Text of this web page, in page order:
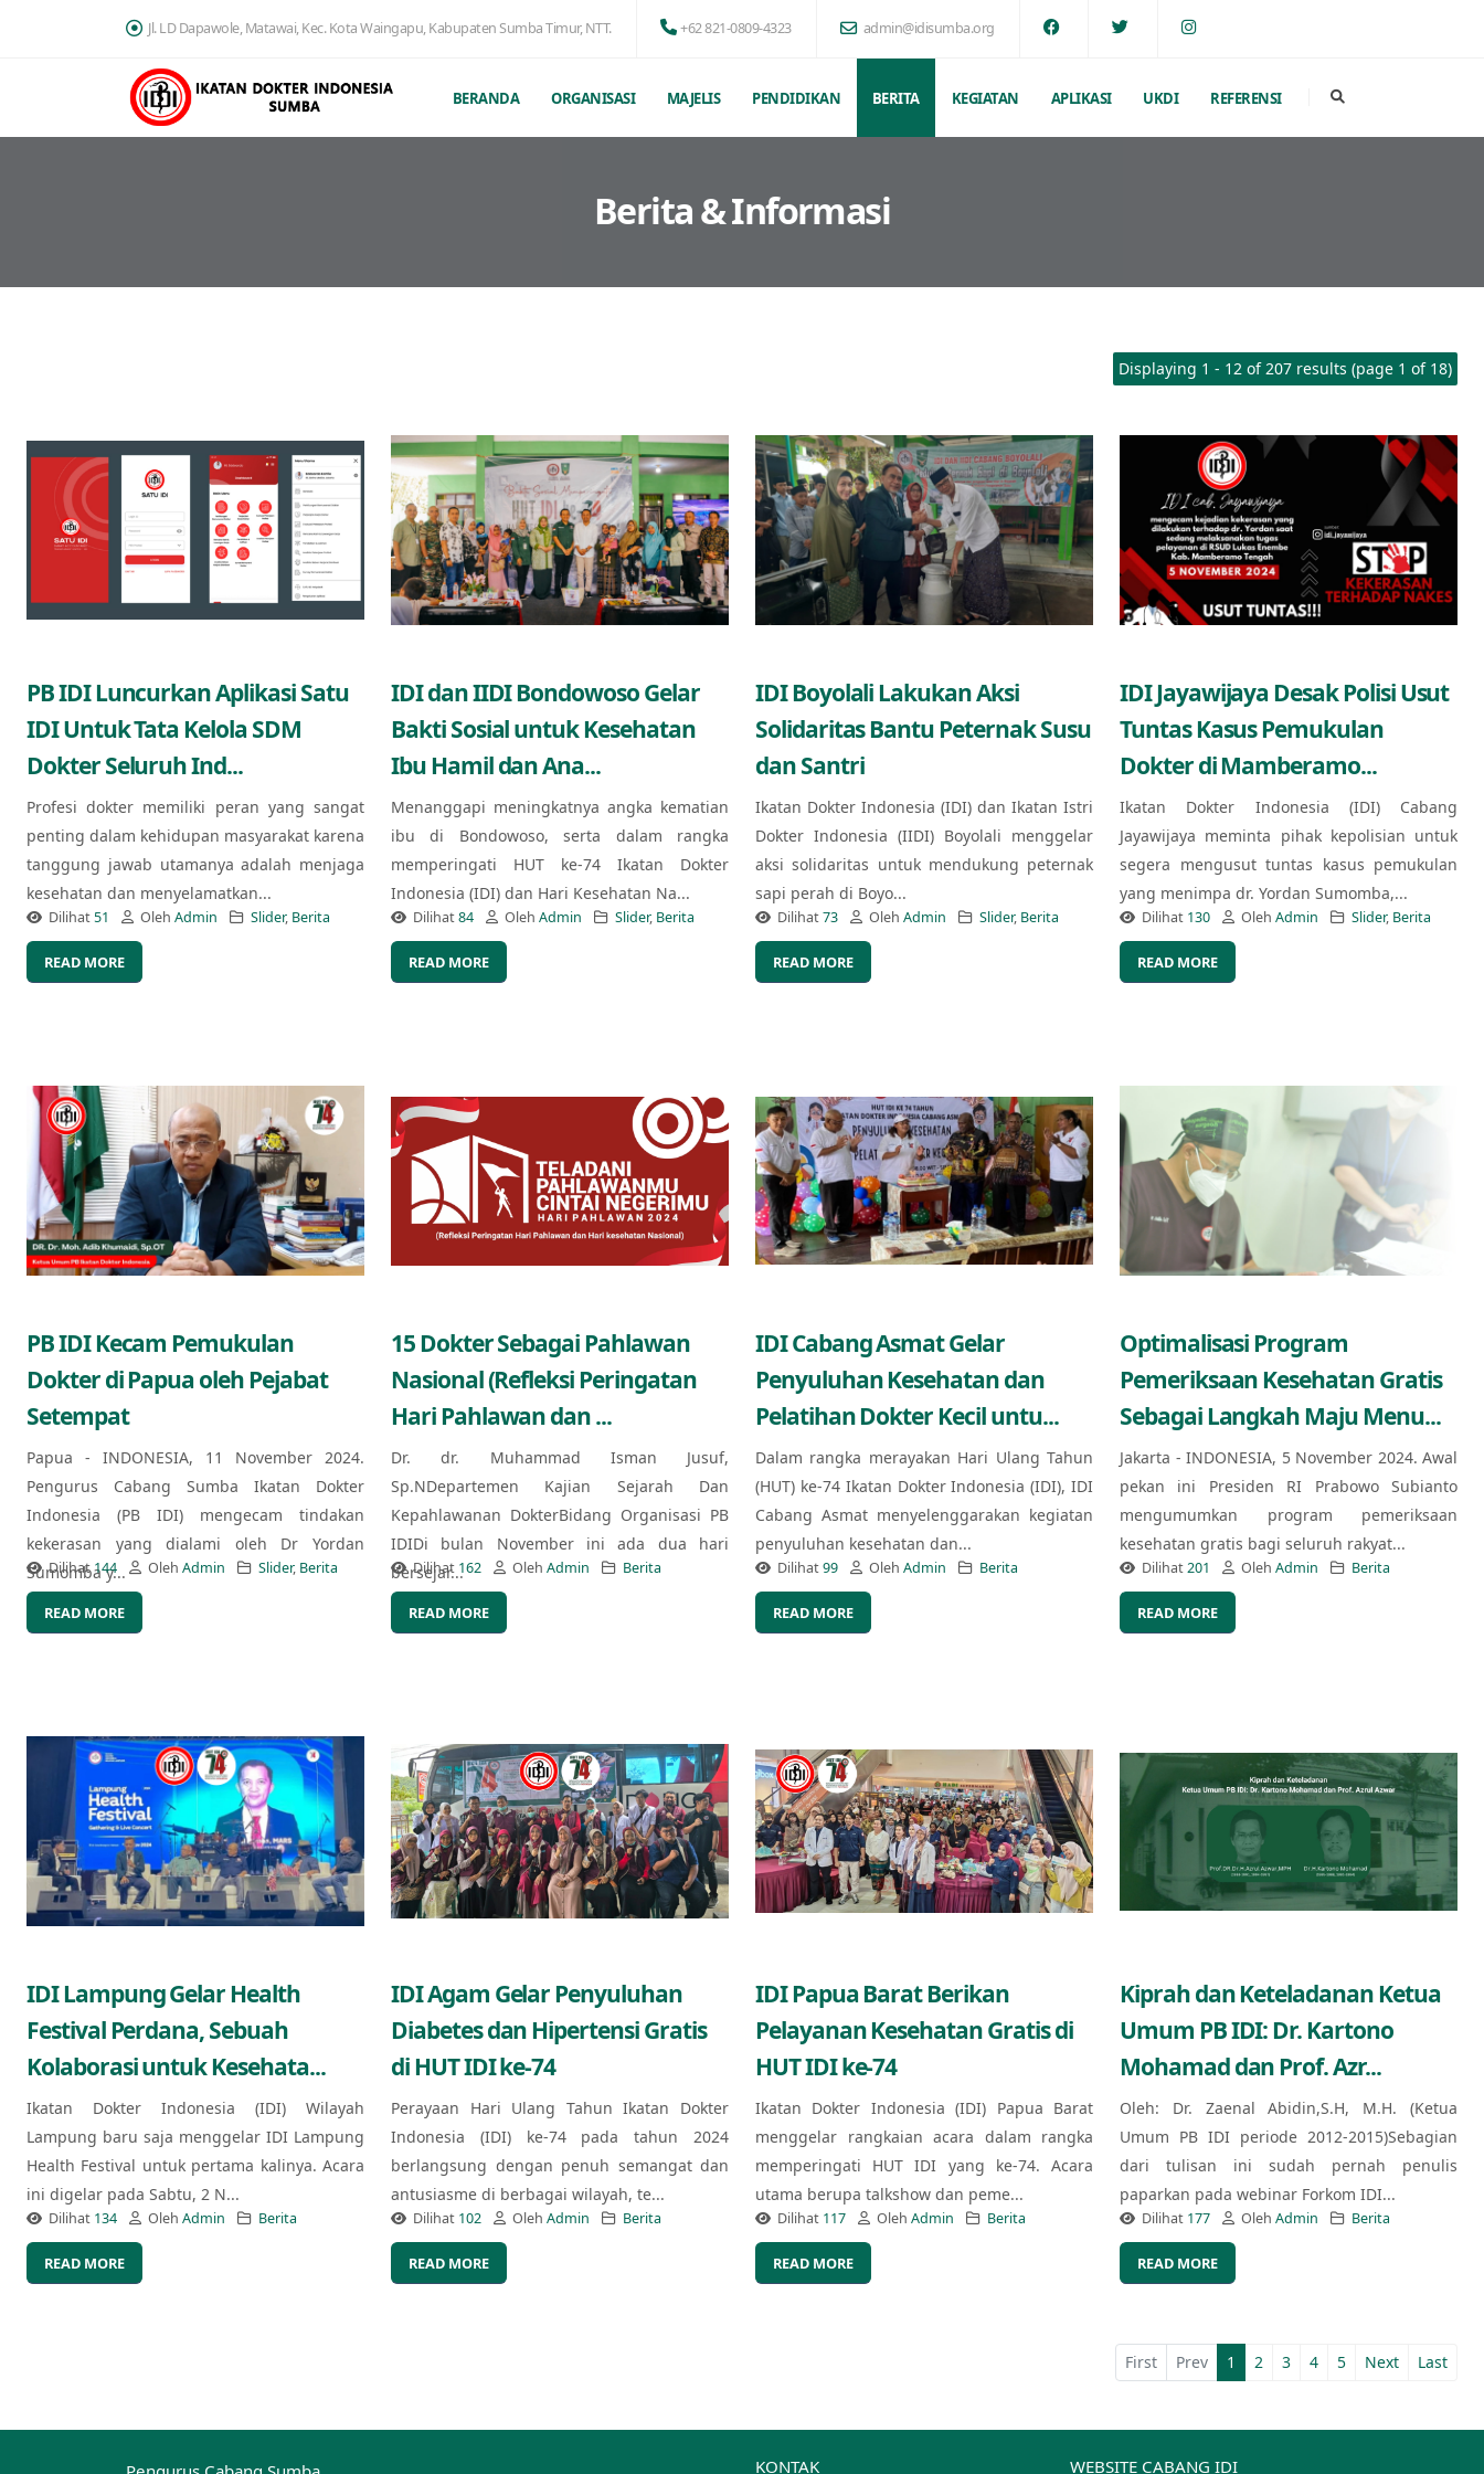
Jl. LD Dapawole, Matawai, Kec. Kota Waingapu, Kabupaten Sumba Timur, NTT. +62 821-0809-4323 admin@idisumba.org
BERANDA ORGANISASI MAJELIS PENDIDIKAN BERITA KEGIATAN APLIKASI UKDI REFERENSI
Berita & Informasi
Displaying 1 - 12 of 207 results (page 1 of 18)
PB IDI Luncurkan Aplikasi Satu
IDI Untuk Tata Kelola SDM
Dokter Seluruh Ind...
Profesi dokter memiliki peran yang sangat
penting dalam kehidupan masyarakat karena
tanggung jawab utamanya adalah menjaga
kesehatan dan menyelamatkan...
Dilihat51 Oleh Admin Slider, Berita
READ MORE
IDI dan IIDI Bondowoso Gelar
Bakti Sosial untuk Kesehatan
Ibu Hamil dan Ana...
Menanggapi meningkatnya angka kematian
ibu di Bondowoso, serta dalam rangka
memperingati HUT ke-74 Ikatan Dokter
Indonesia (IDI) dan Hari Kesehatan Na...
Dilihat84 Oleh Admin Slider, Berita
READ MORE
IDI Boyolali Lakukan Aksi
Solidaritas Bantu Peternak Susu
dan Santri
Ikatan Dokter Indonesia (IDI) dan Ikatan Istri
Dokter Indonesia (IIDI) Boyolali menggelar
aksi solidaritas untuk mendukung peternak
sapi perah di Boyo...
Dilihat73 Oleh Admin Slider, Berita
READ MORE
IDI Jayawijaya Desak Polisi Usut
Tuntas Kasus Pemukulan
Dokter di Mamberamo...
Ikatan Dokter Indonesia (IDI) Cabang
Jayawijaya meminta pihak kepolisian untuk
segera mengusut tuntas kasus pemukulan
yang menimpa dr. Yordan Sumomba,...
Dilihat 130 Oleh Admin Slider, Berita
READ MORE
PB IDI Kecam Pemukulan
Dokter di Papua oleh Pejabat
Setempat
Papua - INDONESIA, 11 November 2024.
Pengurus Cabang Sumba Ikatan Dokter
Indonesia (PB IDI) mengecam tindakan
kekerasan yang dialami oleh Dr Yordan
Sumomba y...
Dilihat144 Oleh Admin Slider, Berita
READ MORE
15 Dokter Sebagai Pahlawan
Nasional (Refleksi Peringatan
Hari Pahlawan dan ...
Dr. dr. Muhammad Isman Jusuf,
Sp.NDepartemen Kajian Sejarah Dan
Kepahlawanan DokterBidang Organisasi PB
IDIDi bulan November ini ada dua hari
bersejar...
Dilihat 162 Oleh Admin Berita
READ MORE
IDI Cabang Asmat Gelar
Penyuluhan Kesehatan dan
Pelatihan Dokter Kecil untu...
Dalam rangka merayakan Hari Ulang Tahun
(HUT) ke-74 Ikatan Dokter Indonesia (IDI), IDI
Cabang Asmat menyelenggarakan kegiatan
penyuluhan kesehatan dan...
Dilihat99 Oleh Admin Berita
READ MORE
Optimalisasi Program
Pemeriksaan Kesehatan Gratis
Sebagai Langkah Maju Menu...
Jakarta - INDONESIA, 5 November 2024. Awal
pekan ini Presiden RI Prabowo Subianto
mengumumkan program pemeriksaan
kesehatan gratis bagi seluruh rakyat...
Dilihat201 Oleh Admin Berita
READ MORE
IDI Lampung Gelar Health
Festival Perdana, Sebuah
Kolaborasi untuk Kesehata...
Ikatan Dokter Indonesia (IDI) Wilayah
Lampung baru saja menggelar IDI Lampung
Health Festival untuk pertama kalinya. Acara
ini digelar pada Sabtu, 2 N...
Dilihat 134 Oleh Admin Berita
READ MORE
IDI Agam Gelar Penyuluhan
Diabetes dan Hipertensi Gratis
di HUT IDI ke-74
Perayaan Hari Ulang Tahun Ikatan Dokter
Indonesia (IDI) ke-74 pada tahun 2024
berlangsung dengan penuh semangat dan
antusiasme di berbagai wilayah, te...
Dilihat 102 Oleh Admin Berita
READ MORE
IDI Papua Barat Berikan
Pelayanan Kesehatan Gratis di
HUT IDI ke-74
Ikatan Dokter Indonesia (IDI) Papua Barat
menggelar rangkaian acara dalam rangka
memperingati HUT IDI yang ke-74. Acara
utama berupa talkshow dan peme...
Dilihat 117 Oleh Admin Berita
READ MORE
Kiprah dan Keteladanan Ketua
Umum PB IDI: Dr. Kartono
Mohamad dan Prof. Azr...
Oleh: Dr. Zaenal Abidin,S.H, M.H. (Ketua
Umum PB IDI periode 2012-2015)Sebagian
dari tulisan ini sudah pernah penulis
paparkan pada webinar Forkom IDI...
Dilihat 177 Oleh Admin Berita
READ MORE
First Prev 1 2 3 4 5 Next Last
KONTAK WEBSITE CABANG IDI